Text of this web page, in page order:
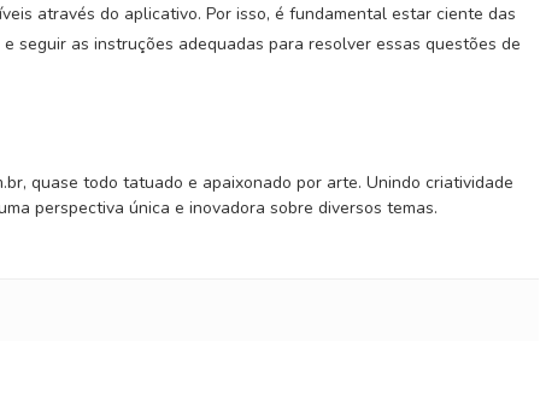
através do aplicativo. Por isso, é fundamental estar ciente das
seguir as instruções adequadas para resolver essas questões de
quase todo tatuado e apaixonado por arte. Unindo criatividade
perspectiva única e inovadora sobre diversos temas.